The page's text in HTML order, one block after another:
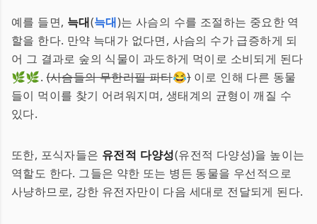
예를 들면, 늑대(늑대)는 사슴의 수를 조절하는 중요한 역
할을 한다. 만약 늑대가 없다면, 사슴의 수가 급증하게 되
어 그 결과로 숲의 식물이 과도하게 먹이로 소비되게 된다
🌿🌿.(사슴들의 무한리필 파티😂)이로 인해 다른 동물
들이 먹이를 찾기 어려워지며, 생태계의 균형이 깨질 수
있다.
또한, 포식자들은 유전적 다양성(유전적 다양성)을 높이는
역할도 한다. 그들은 약한 또는 병든 동물을 우선적으로
사냥하므로, 강한 유전자만이 다음 세대로 전달되게 된다.